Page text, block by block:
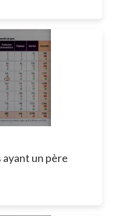
ayant un père